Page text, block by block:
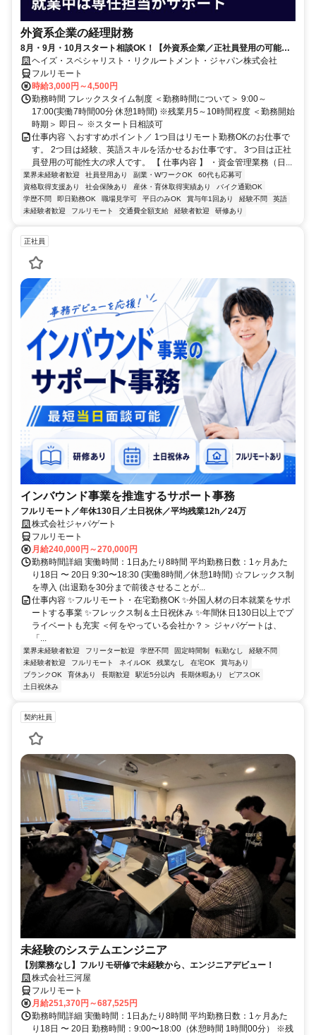
外資系企業の経理財務
8月・9月・10月スタート相談OK！【外資系企業／正社員登用の可能性
大／700万～800万／リモート勤務OK】経理財務
ヘイズ・スペシャリスト・リクルートメント・ジャパン株式会社
フルリモート
時給3,000円～4,500円
勤務時間 フレックスタイム制度 ＜勤務時間について＞ 9:00～
17:00(実働7時間00分 休憩1時間) ※残業月5～10時間程度 ＜勤務開始
時期＞ 即日～ ※スタート日相談可
仕事内容 ＼おすすめポイント／ 1つ目はリモート勤務OKのお仕事で
す。 2つ目は経験、英語スキルを活かせるお仕事です。 3つ目は正社
員登用の可能性大の求人です。 【 仕事内容 】 ・資金管理業務（日...
業界未経験者歓迎 社員登用あり 副業・WワークOK
60代も応募可
資格取得支援あり
社会保険あり 産休・育休取得実績あり
バイク通勤OK
学歴不問
即日勤務OK 職場見学可 平日のみOK 賞与年1回あり 経験不問
英語
未経験者歓迎
フルリモート 交通費全額支給 経験者歓迎 研修あり
正社員
インバウンド事業を推進するサポート事務
フルリモート／年休130日／土日祝休／平均残業12h／24万
株式会社ジャパゲート
フルリモート
月給240,000円～270,000円
勤務時間詳細 実働時間：1日あたり8時間 平均勤務日数：1ヶ月あた
り18日 〜 20日 9:30〜18:30 (実働8時間／休憩1時間) ☆フレックス制
を導入 (出退勤を30分まで前後させることが...
仕事内容 ✨フルリモート・在宅勤務OK ✨外国人材の日本就業をサポ
ートする事業 ✨フレックス制＆土日祝休み ✨年間休日130日以上でプ
ライベートも充実 ＜何をやっている会社か？＞ ジャパゲートは、
「...
業界未経験者歓迎 フリーター歓迎 学歴不問 固定時間制 転勤なし
経験不問
未経験者歓迎
フルリモート ネイルOK 残業なし 在宅OK
賞与あり
ブランクOK
育休あり 長期歓迎 駅近5分以内 長期休暇あり
ピアスOK
土日祝休み
契約社員
未経験のシステムエンジニア
【別業務なし】フルリモ研修で未経験から、エンジニアデビュー！
株式会社三河屋
フルリモート
月給251,370円～687,525円
勤務時間詳細 実働時間：1日あたり8時間 平均勤務日数：1ヶ月あた
り18日 〜 20日 勤務時間：9:00〜18:00（休憩時間 1時間00分） ※残